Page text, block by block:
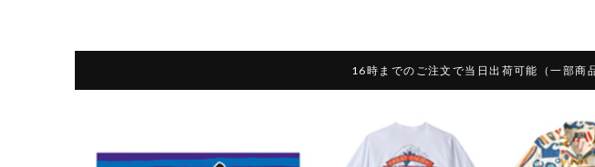
16時までのご注文で当日出荷可能（一部